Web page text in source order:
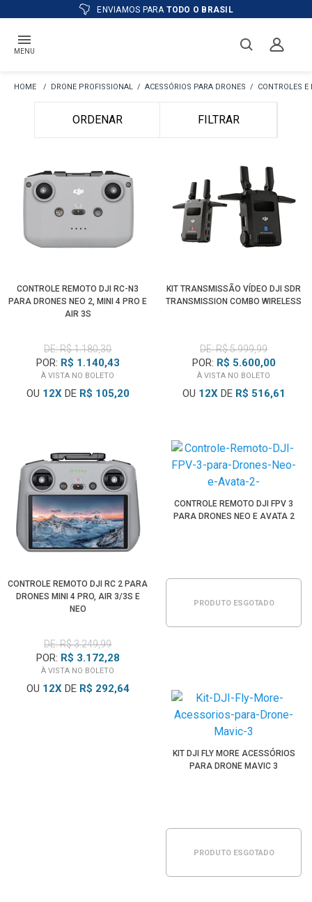
ENVIAMOS PARATODO O BRASIL
MENU
DRONE PROFISSIONAL ACESSÓRIOS PARA DRONES CONTROLES
ORDENAR FILTRAR
CONTROLE REMOTO DJI RC-N3
PARA DRONES NEO 2, MINI 4 PRO E
AIR 3S
DE: R$ 1.180,30
POR: R$ 1.140,43
À VISTA NO BOLETO
OU 12XDE R$ 105,20
KIT TRANSMISSÃO VÍDEO DJI SDR
TRANSMISSION COMBO WIRELESS
DE: R$ 5.999,99
POR: R$ 5.600,00
À VISTA NO BOLETO
OU 12XDE R$ 516,61
CONTROLE REMOTO DJI RC 2 PARA
DRONES MINI 4 PRO, AIR 3/3S E
NEO
DE: R$ 3.249,99
POR: R$ 3.172,28
À VISTA NO BOLETO
OU 12XDE R$ 292,64
CONTROLE REMOTO DJI FPV 3
PARA DRONES NEO E AVATA 2
PRODUTO ESGOTADO
KIT DJI FLY MORE ACESSÓRIOS
PARA DRONE MAVIC 3
PRODUTO ESGOTADO